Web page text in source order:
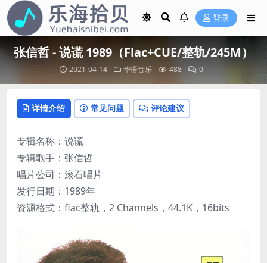
登录
张信哲 - 说谎 1989（Flac+CUE/整轨/245M）
2021-04-14 华语音乐 488 0
详情介绍 常见问题 评论建议
专辑名称：说谎
专辑歌手：张信哲
唱片公司：滚石唱片
发行日期：1989年
资源格式：flac整轨，2 Channels，44.1K，16bits